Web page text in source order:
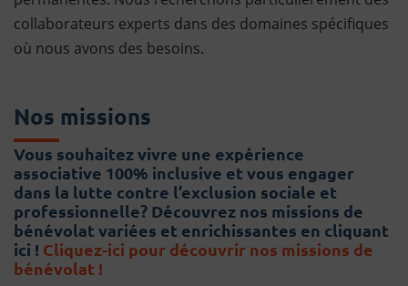
collaborateurs experts dans des domaines spécifiques
où nous avons des besoins.
Nos missions
Vous souhaitez vivre une expérience
associative 100% inclusive et vous engager
dans la lutte contre l’exclusion sociale et
professionnelle? Découvrez nos missions de
bénévolat variées et enrichissantes en cliquant
ici ! Cliquez-ici pour découvrir nos missions de
bénévolat !